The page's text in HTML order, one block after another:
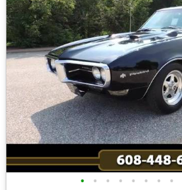
• • • • • • • •